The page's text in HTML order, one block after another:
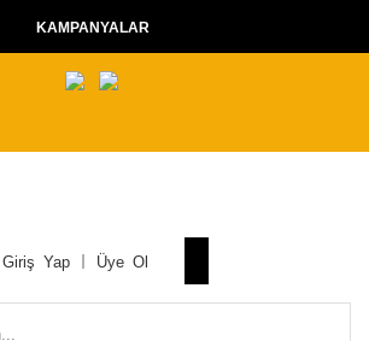
KAMPANYALAR
Giriş Yap Üye Ol